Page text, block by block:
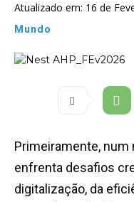
Atualizado em: 16 de
Mundo
Primeiramente,
enfrenta desafios
digitalização, da